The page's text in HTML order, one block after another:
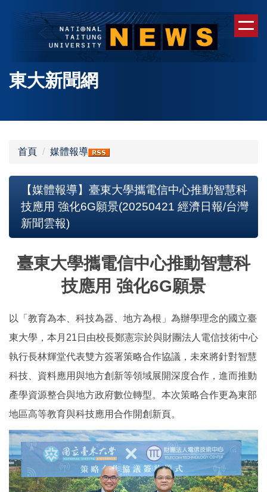
容
東大新聞網
首頁 媒體報導
【媒體報導】臺東大學攜電信中心推動智慧科
技應用 強化6G願景(20250421 經濟日報/台灣
新聞雲報)
臺東大學攜電信中心推動智慧科
技應用 強化6G願景
以「教育為本、科技為器、地方為根」為辦學理念的國立臺
東大學，本月21日由校長鄭憲宗於與財團法人電信技術中心
執行長林輝堂代表雙方簽署策略合作協議，未來將針對智慧
科技、資料應用與地方創新等領域展開深度合作，進而推動
產學資源整合與地方政府數位轉型。本次策略合作更為東部
地區高等教育與科技應用合作開創新頁。